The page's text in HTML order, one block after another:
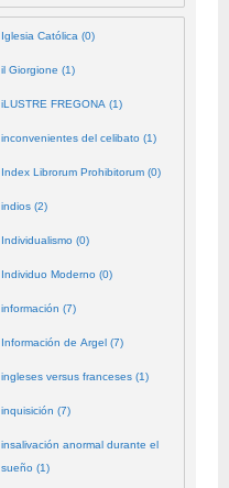
Iglesia Católica (0)
il Giorgione (1)
iLUSTRE FREGONA (1)
inconvenientes del celibato (1)
Index Librorum Prohibitorum (0)
indios (2)
Individualismo (0)
Individuo Moderno (0)
información (7)
Información de Argel (7)
ingleses versus franceses (1)
inquisición (7)
insalivación anormal durante el
sueño (1)